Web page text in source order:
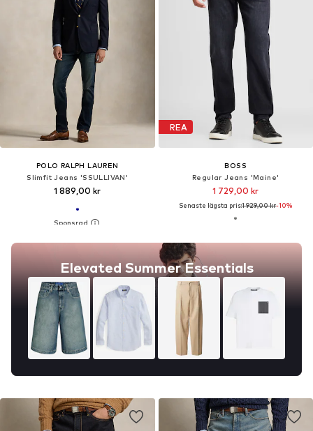
POLO RALPH LAUREN
Slimfit Jeans 'SSULLIVAN'
1 889,00 kr
Elevated Summer Essentials
REA
BOSS
Regular Jeans 'Maine'
1 729,00 kr
Senaste lägsta pris:1 929,00 kr-10%